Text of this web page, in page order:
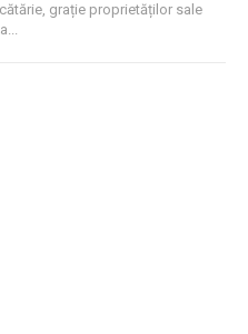
grație proprietăților sale